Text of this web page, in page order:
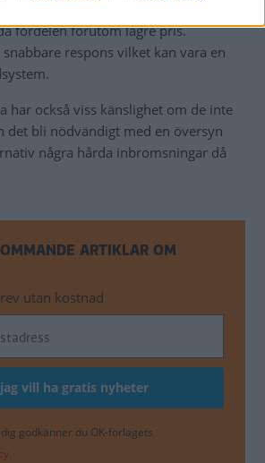
fördelen förutom lägre pris.
respons vilket kan vara en
har också viss känslighet om de inte
det bli nödvändigt med en översyn
några hårda inbromsningar då
ARTIKLAR OM
utan kostnad
godkänner du OK-förlagets